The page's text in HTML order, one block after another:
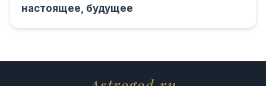
настоящее, будущее